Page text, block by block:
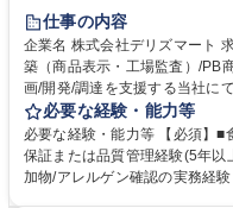
駅近5分以内
仕事の内容
企業名 株式会社デリズマート 求人名 【食品品質保証・品質管理】基準構
築（商品表示・工場監査）/PB商品開発支援 仕事の
画/開発/調達を支援する当社に
品規格書、食品表示、原材料/
カー・工場の品質基準整備から発売後
規格書、一括表示、栄養成分
カーへの修正指示・承認管理 ■
必要な経験・能力等
必要な経験・能力等 【必須】■
保証または品質管理経験(5年
加物/アレルゲン確認の実務経験 ■メ